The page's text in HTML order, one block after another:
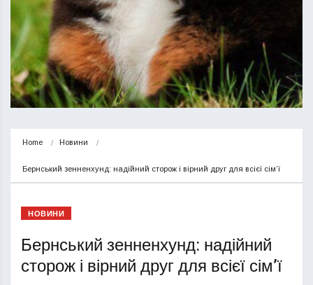
Home Новини
Бернський зенненхунд: надійний сторож і вірний друг для всієї сім’ї
НОВИНИ
Бернський зенненхунд: надійний
сторож і вірний друг для всієї сім’ї